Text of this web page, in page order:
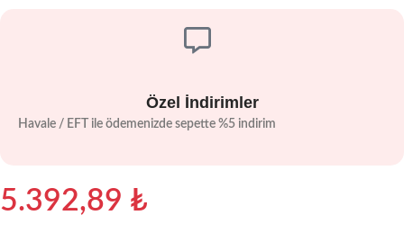
Özel İndirimler
Havale / EFT ile ödemenizde sepette %5 indirim
5.392,89 ₺